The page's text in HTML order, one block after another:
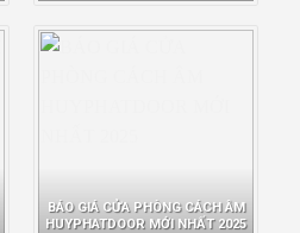
BÁO GIÁ CỬA PHÒNG CÁCH ÂM
HUYPHATDOOR MỚI NHẤT 2025